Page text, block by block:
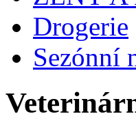
Drogerie
Sezónní